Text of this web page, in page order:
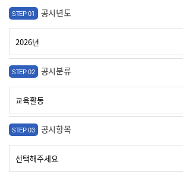
STEP 01 공시년도
STEP 02 공시분류
STEP 03 공시항목